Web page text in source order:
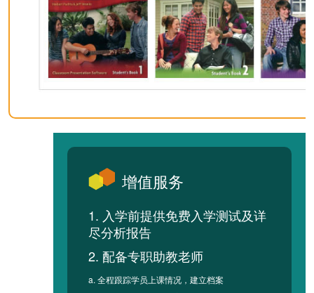
增值服务
1. 入学前提供免费入学测试及详
尽分析报告
2. 配备专职助教老师
a. 全程跟踪学员上课情况，建立档案